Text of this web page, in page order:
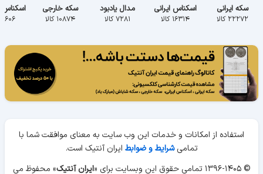
سکه ایرانی
۲۲۲۷۲ کالا
اسکناس ایرانی
۱۶۳۱۴ کالا
مدال یادبود
۷۲۸۱ کالا
سکه خارجی
۱۰۸۷۴ کالا ۵۶۰۶ کالا
استفاده از امکانات و خدمات این وب سایت به معنای موافقت شما با
تمامیشرایط و ضوابط ایران آنتیک است.
© ۱۳۹۶-۱۴۰۵ تمامی حقوق این وبسایت برای «
ایران آنتیک» محفوظ می